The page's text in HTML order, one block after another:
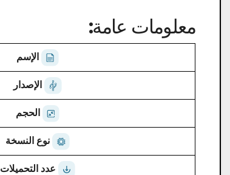
معلومات عامة:
الإسم
الإصدار
الحجم
نوع النسخة
عدد التحميلات